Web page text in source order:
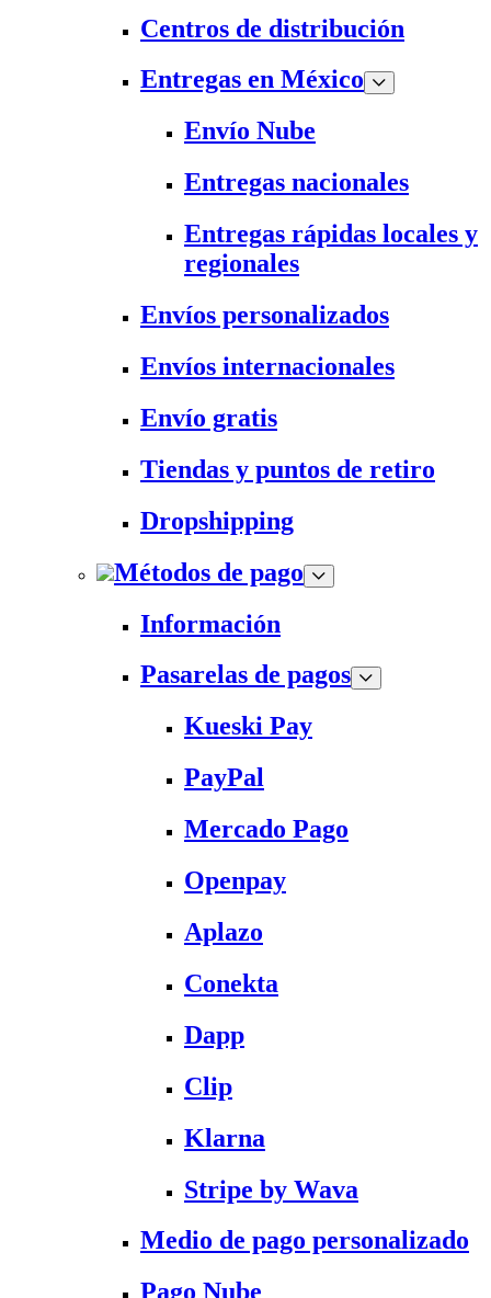
Centros de distribución
Entregas en México
Envío Nube
Entregas nacionales
Entregas rápidas locales y
regionales
Envíos personalizados
Envíos internacionales
Envío gratis
Tiendas y puntos de retiro
Dropshipping
Métodos de pago
Información
Pasarelas de pagos
Kueski Pay
PayPal
Mercado Pago
Openpay
Aplazo
Conekta
Dapp
Clip
Klarna
Stripe by Wava
Medio de pago personalizado
Pago Nube